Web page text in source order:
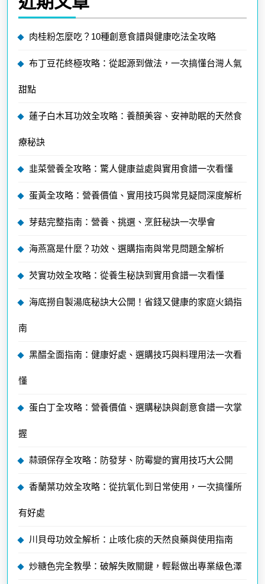
肉桂粉怎麼吃？10種創意食譜與健康吃法全攻略
布丁豆花終極攻略：從起源到做法，一次搞懂台灣人氣
甜點
蓮子白木耳功效全攻略：養顏美容、安神助眠的天然食
療秘訣
韭菜營養全攻略：驚人健康益處與實用食譜一次看懂
蛋黃全攻略：營養價值、實用技巧與常見疑問深度解析
芽菇完整指南：營養、挑選、烹飪秘訣一次學會
海燕窩是什麼？功效、選購指南與常見問題全解析
芡實功效全攻略：從養生秘訣到實用食譜一次看懂
海底撈自製湯底秘訣大公開！省錢又健康的家庭火鍋指
南
黑醋全面指南：健康好處、選購技巧與料理用法一次看
懂
蛋白丁全攻略：營養價值、選購秘訣與創意食譜一次掌
握
蒜頭保存全攻略：防發芽、防霉變的實用技巧大公開
香蘭葉功效全攻略：從抗氧化到日常使用，一次搞懂所
有好處
川貝母功效全解析：止咳化痰的天然良藥與使用指南
炒糖色完全教學：破解失敗關鍵，輕鬆做出專業級色澤